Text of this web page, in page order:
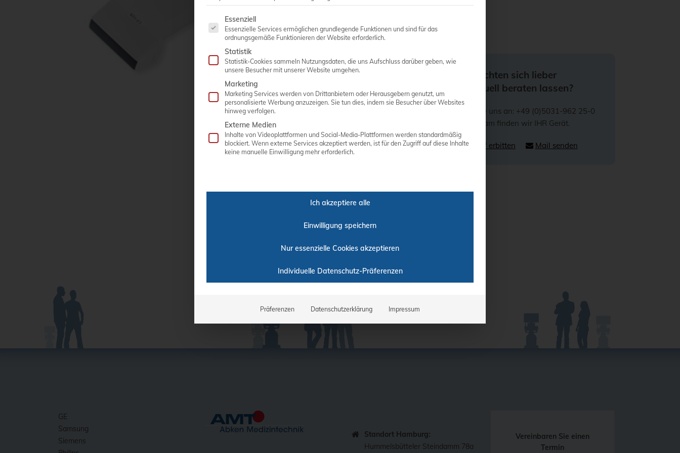
Matthias Abken
Sie möchten sich lieber
individuell beraten lassen?
Rufen Sie uns an: +49 (0)5031-962 25-0
Gemeinsam finden wir IHR Gerät.
Rückruf erbitten Mail senden
GE
Samsung
Siemens
Standort Hamburg:
Hummelsbütteler Steindamm 78a
Vereinbaren Sie einen
Termin
Es folgt eine Liste der Service-Gruppen, für die eine Einwilligung erteilt werden kann. Die erste Service-Gruppe ist essenziell und
Essenziell
Essenzielle Services ermöglichen grundlegende Funktionen und sind für das
ordnungsgemäße Funktionieren der Website erforderlich.
Statistik
Statistik-Cookies sammeln Nutzungsdaten, die uns Aufschluss darüber geben, wie
unsere Besucher mit unserer Website umgehen.
Marketing
Marketing Services werden von Drittanbietern oder Herausgebern genutzt, um
personalisierte Werbung anzuzeigen. Sie tun dies, indem sie Besucher über Websites
hinweg verfolgen.
Externe Medien
Inhalte von Videoplattformen und Social-Media-Plattformen werden standardmäßig
blockiert. Wenn externe Services akzeptiert werden, ist für den Zugriff auf diese Inhalte
keine manuelle Einwilligung mehr erforderlich.
Ich akzeptiere alle
Einwilligung speichern
Nur essenzielle Cookies akzeptieren
Individuelle Datenschutz-Präferenzen
Präferenzen Datenschutzerklärung Impressum